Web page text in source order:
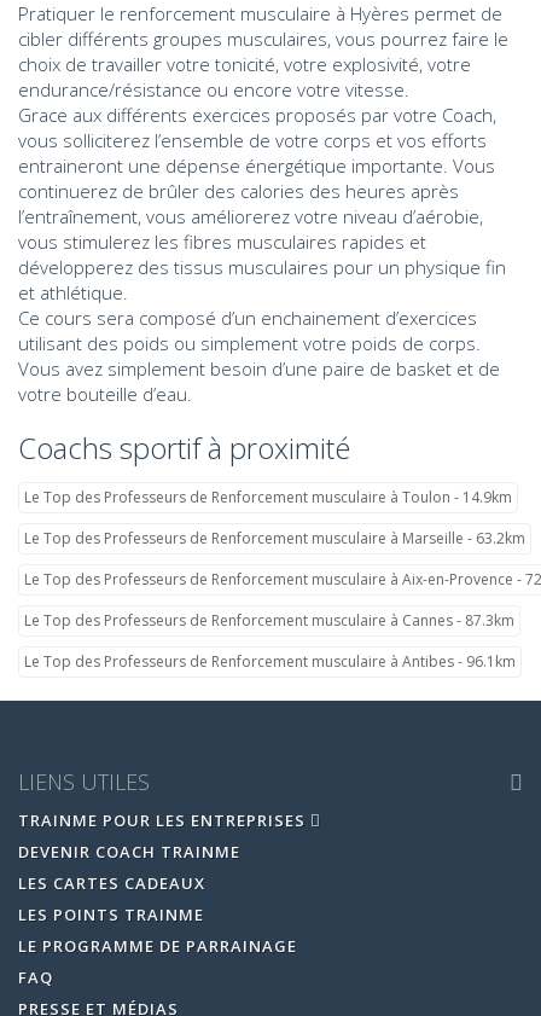
Pratiquer le renforcement musculaire à Hyères permet de
cibler différents groupes musculaires, vous pourrez faire le
choix de travailler votre tonicité, votre explosivité, votre
endurance/résistance ou encore votre vitesse.
Grace aux différents exercices proposés par votre Coach,
vous solliciterez l’ensemble de votre corps et vos efforts
entraineront une dépense énergétique importante. Vous
continuerez de brûler des calories des heures après
l’entraînement, vous améliorerez votre niveau d’aérobie,
vous stimulerez les fibres musculaires rapides et
développerez des tissus musculaires pour un physique fin
et athlétique.
Ce cours sera composé d’un enchainement d’exercices
utilisant des poids ou simplement votre poids de corps.
Vous avez simplement besoin d’une paire de basket et de
votre bouteille d’eau.
Coachs sportif à proximité
Le Top des Professeurs de Renforcement musculaire à Toulon - 14.9km
Le Top des Professeurs de Renforcement musculaire à Marseille - 63.2km
Le Top des Professeurs de Renforcement musculaire à Aix-en-Provence -
Le Top des Professeurs de Renforcement musculaire à Cannes - 87.3km
Le Top des Professeurs de Renforcement musculaire à Antibes - 96.1km
LIENS UTILES
TRAINME POUR LES ENTREPRISES
DEVENIR COACH TRAINME
LES CARTES CADEAUX
LES POINTS TRAINME
LE PROGRAMME DE PARRAINAGE
FAQ
PRESSE ET MÉDIAS